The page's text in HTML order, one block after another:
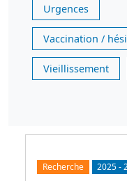
Urgences
Vaccination /
Vieillissement
Recherche 2025-